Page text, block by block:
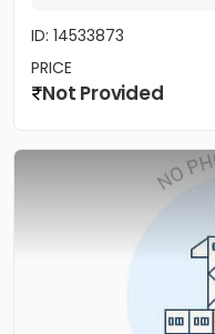
ID: 14533873
PRICE
Not Provided